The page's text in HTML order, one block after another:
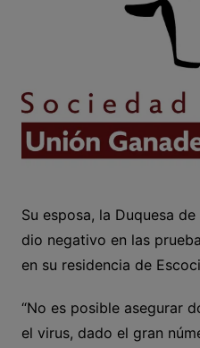
Su esposa, la Duquesa
dio negativo en las
en su residencia de
“No es posible asegurar
el virus, dado el gran